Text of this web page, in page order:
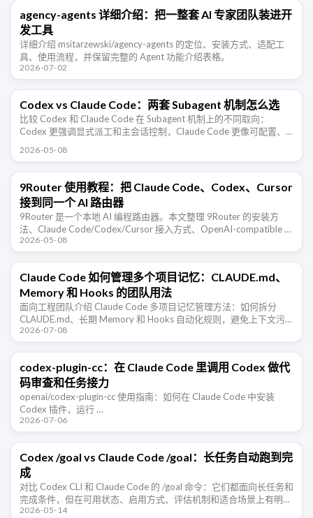
agency-agents 详细介绍：把一整套 AI 专家团队装进开
发工具
详细介绍 msitarzewski/agency-agents 的定位、安装方式、适配工
具、使用流程，并保留完整的 Agent 功能介绍表格。
2026-07-02
Codex vs Claude Code：两套 Subagent 机制怎么选
比较 Codex 和 Claude Code 在 Subagent 机制上的不同取向：
Codex 更强调显式派工和主会话控制，Claude Code 更像可配置、
2026-05-08
9Router 使用教程：把 Claude Code、Codex、Cursor
接到同一个 AI 路由器
9Router 是一个本地 AI 编程路由器。本文整理 9Router 的安装方
法、Claude Code/Codex/Cursor 接入方式、OpenAI-compatible …
2026-05-08
Claude Code 如何管理多个项目记忆：CLAUDE.md、
Memory 和 Hooks 的团队用法
面向工程团队介绍 Claude Code 多项目记忆管理方法：如何拆分
CLAUDE.md、长期 Memory 和 Hooks 自动化规则，避免上下文污
染，让 AI 编程助手在不同仓库里稳定协作。
2026-07-08
codex-plugin-cc：在 Claude Code 里调用 Codex 做代
码审查和任务接力
openai/codex-plugin-cc 使用指南：如何在 Claude Code 中安装
Codex 插件，运行 …
2026-07-06
Codex /goal vs Claude Code /goal：长任务自动跑到完
成
对比 Codex CLI 和 Claude Code 的 /goal 命令：它们都面向长任务和
完成条件，但在可用状态、启用方式、评估机制和适合场景上有明显
差异。
2026-05-14